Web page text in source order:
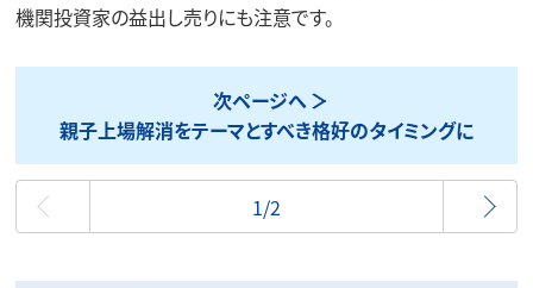
機関投資家の益出し売りにも注意です。
次ページへ
親子上場解消をテーマとすべき格好のタイミングに
最初
1/2